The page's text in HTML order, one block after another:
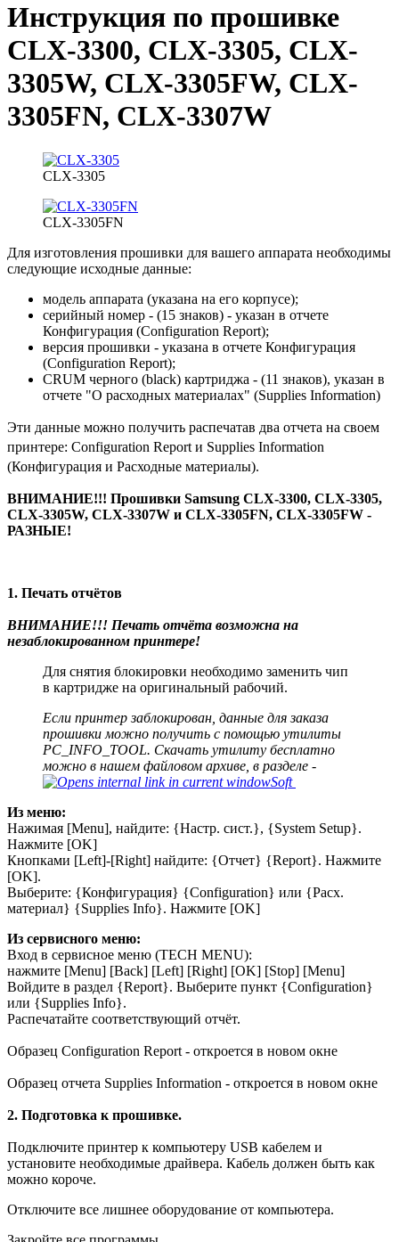
Инструкция по прошивке
CLX-3300, CLX-3305, CLX-
3305W, CLX-3305FW, CLX-
3305FN, CLX-3307W
CLX-3305
CLX-3305FN
Для изготовления прошивки для вашего аппарата необходимы
следующие исходные данные:
модель аппарата (указана на его корпусе);
серийный номер - (15 знаков) - указан в отчете
Конфигурация (Configuration Report);
версия прошивки - указана в отчете Конфигурация
(Configuration Report);
CRUM черного (black) картриджа - (11 знаков), указан в
отчете "О расходных материалах" (Supplies Information)
Эти данные можно получить распечатав два отчета на своем
принтере: Configuration Report и Supplies Information
(Конфигурация и Расходные материалы).
ВНИМАНИЕ!!! Прошивки Samsung CLX-3300, CLX-3305,
CLX-3305W, CLX-3307W и CLX-3305FN, CLX-3305FW -
РАЗНЫЕ!
1. Печать отчётов
ВНИМАНИЕ!!! Печать отчёта возможна на
незаблокированном принтере!
Для снятия блокировки необходимо заменить чип
в картридже на оригинальный рабочий.
Если принтер заблокирован, данные для заказа
прошивки можно получить с помощью утилиты
PC_INFO_TOOL. Скачать утилиту бесплатно
можно в нашем файловом архиве, в разделе -
Soft
Из меню:
Нажимая [Мenu], найдите: {Настр. сист.}, {System Setup}.
Нажмите [OK]
Кнопками [Left]-[Right] найдите: {Отчет} {Report}. Нажмите
[OK].
Выберите: {Конфигурация} {Configuration} или {Расх.
материал} {Supplies Info}. Нажмите [OK]
Из сервисного меню:
Вход в сервисное меню (TEСH MENU):
нажмите [Menu] [Back] [Left] [Right] [OK] [Stop] [Menu]
Войдите в раздел {Report}. Выберите пункт {Configuration}
или {Supplies Info}.
Распечатайте соответствующий отчёт.
Образец Configuration Report - откроется в новом окне
Образец отчета Supplies Information - откроется в новом окне
2. Подготовка к прошивке.
Подключите принтер к компьютеру USB кабелем и
установите необходимые драйвера. Кабель должен быть как
можно короче.
Отключите все лишнее оборудование от компьютера.